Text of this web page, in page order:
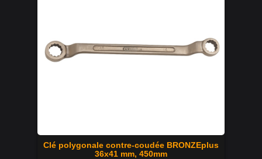
Clé polygonale contre-coudée BRONZEplus
36x41 mm, 450mm